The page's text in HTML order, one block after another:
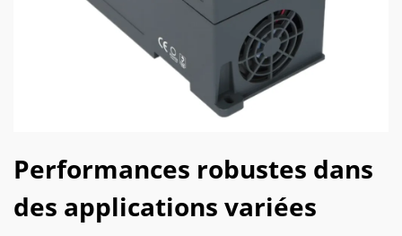
Performances robustes dans
des applications variées